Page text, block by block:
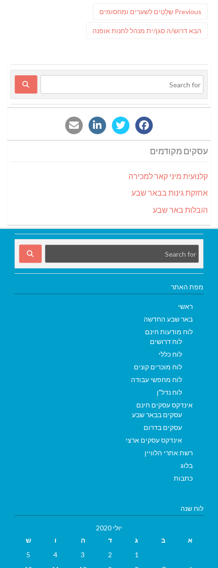
Previous
Previous
שַלָטִים לשערים ומחסומים
הבאפוסט
דרוש/ה סגן/ית מנהל לחנות אופנה
עסקים מקודמים
קלנועית מיני קאר למכירה
אחזקת גינות בבאר שבע
הובלות באר שבע
מפת האתר
ראשי
באר שבע החדשה
לוח מודעות חינם
לוח דרושים
לוח כללי
לוח מוכרים קונים
לוח מחפשי עבודה
לוח נדל"ן
אינדקס עסקים חינם
עסקים בבאר שבע
עסקים בדרום
אינדקס עסקים ארצי
רשת אתרי הלוויין
בלוג
כתבות
לוח שנה
יולי 2020
א
ב ג ד ה ו
ש
1
2
3
4
5